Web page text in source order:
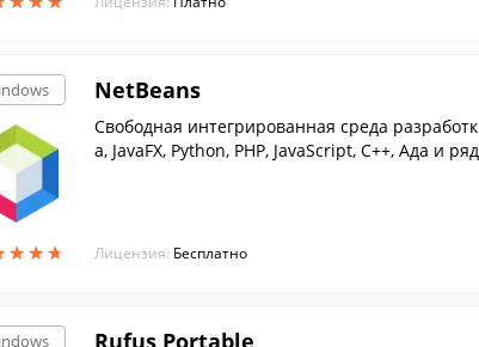
★★★
★★★
NetBeans
Свободная интегрированная среда
a, JavaFX, Python, PHP, JavaScript, C++, Ада и
Лицензия: Бесплатно
Rufus Portable